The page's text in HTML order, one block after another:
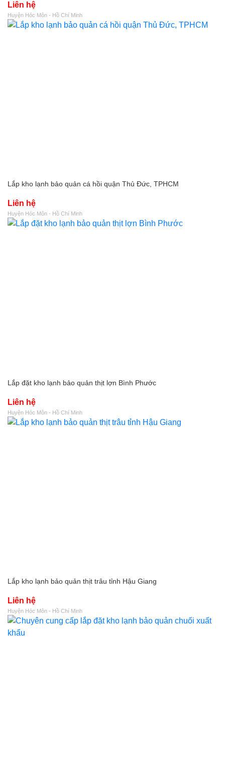
Liên hệ
Huyện Hóc Môn - Hồ Chí Minh
Lắp kho lạnh bảo quản cá hồi quận Thủ Đức, TPHCM
Liên hệ
Huyện Hóc Môn - Hồ Chí Minh
Lắp đặt kho lạnh bảo quản thịt lợn Bình Phước
Liên hệ
Huyện Hóc Môn - Hồ Chí Minh
Lắp kho lạnh bảo quản thịt trâu tỉnh Hậu Giang
Liên hệ
Huyện Hóc Môn - Hồ Chí Minh